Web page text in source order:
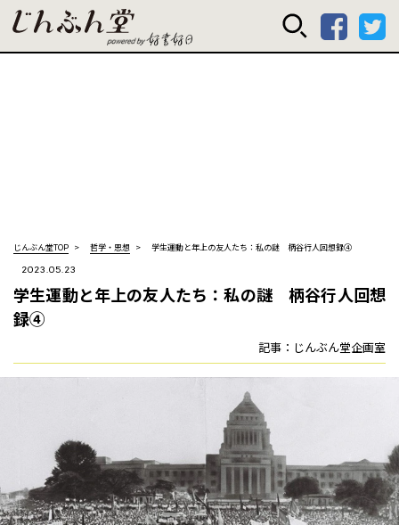
じんぶん堂
じんぶん堂TOP 哲学・思想 学生運動と年上の友人たち：私の謎 柄谷行人回想録④
2023.05.23
学生運動と年上の友人たち：私の謎 柄谷行人回想
録④
記事：じんぶん堂企画室